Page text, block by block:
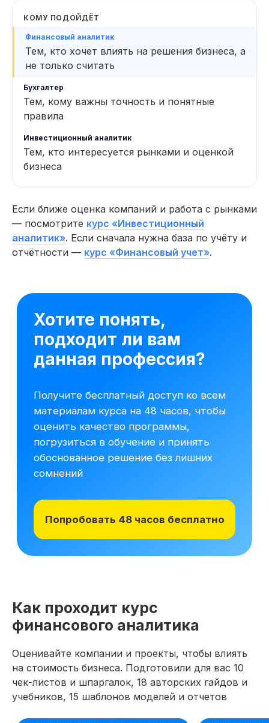
КОМУ ПОДОЙДЁТ
Тем, кто хочет влиять на решения бизнеса, а
не только считать
Тем, кому важны точность и понятные
правила
Тем, кто интересуется рынками и оценкой
бизнеса
Если ближе оценка компаний и работа с рынками
— посмотрите курс «Инвестиционный
аналитик». Если сначала нужна база по учёту и
отчётности — курс «Финансовый учет».
Как проходит курс
финансового аналитика
Оценивайте компании и проекты, чтобы влиять
на стоимость бизнеса. Подготовили для вас 10
чек-листов и шпаргалок, 18 авторских гайдов и
учебников, 15 шаблонов моделей и отчетов
Получить программу
Попробовать 48 часов бесплатно
сегодня
материалам курса на 48 часов, чтобы
оценить качество программы,
погрузиться в обучение и принять
сомнений